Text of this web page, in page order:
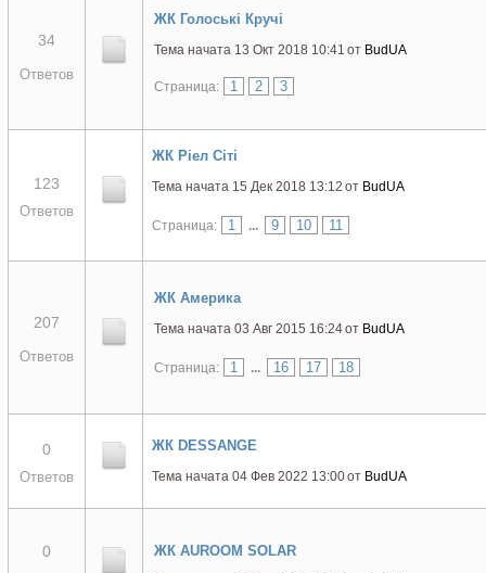
34
Ответов
ЖК Голоські Кручі
Тема начата 13 Окт 2018 10:41 от BudUA
Страница: 1 2 3
123
Ответов
ЖК Ріел Сіті
Тема начата 15 Дек 2018 13:12 от BudUA
Страница: 1 ... 9 10 11
207
Ответов
ЖК Америка
Тема начата 03 Авг 2015 16:24от BudUA
Страница: 1 ... 16 17 18
0
Ответов
ЖК DESSANGE
Тема начата 04 Фев 2022 13:00от BudUA
0 ЖК AUROOM SOLAR